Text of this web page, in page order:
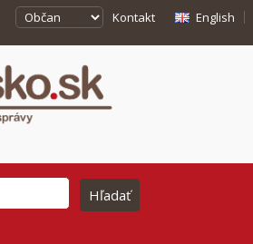
Kontakt English